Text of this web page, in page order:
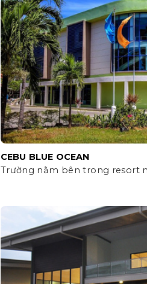
CEBU BLUE OCEAN
Trường nằm bên trong resort